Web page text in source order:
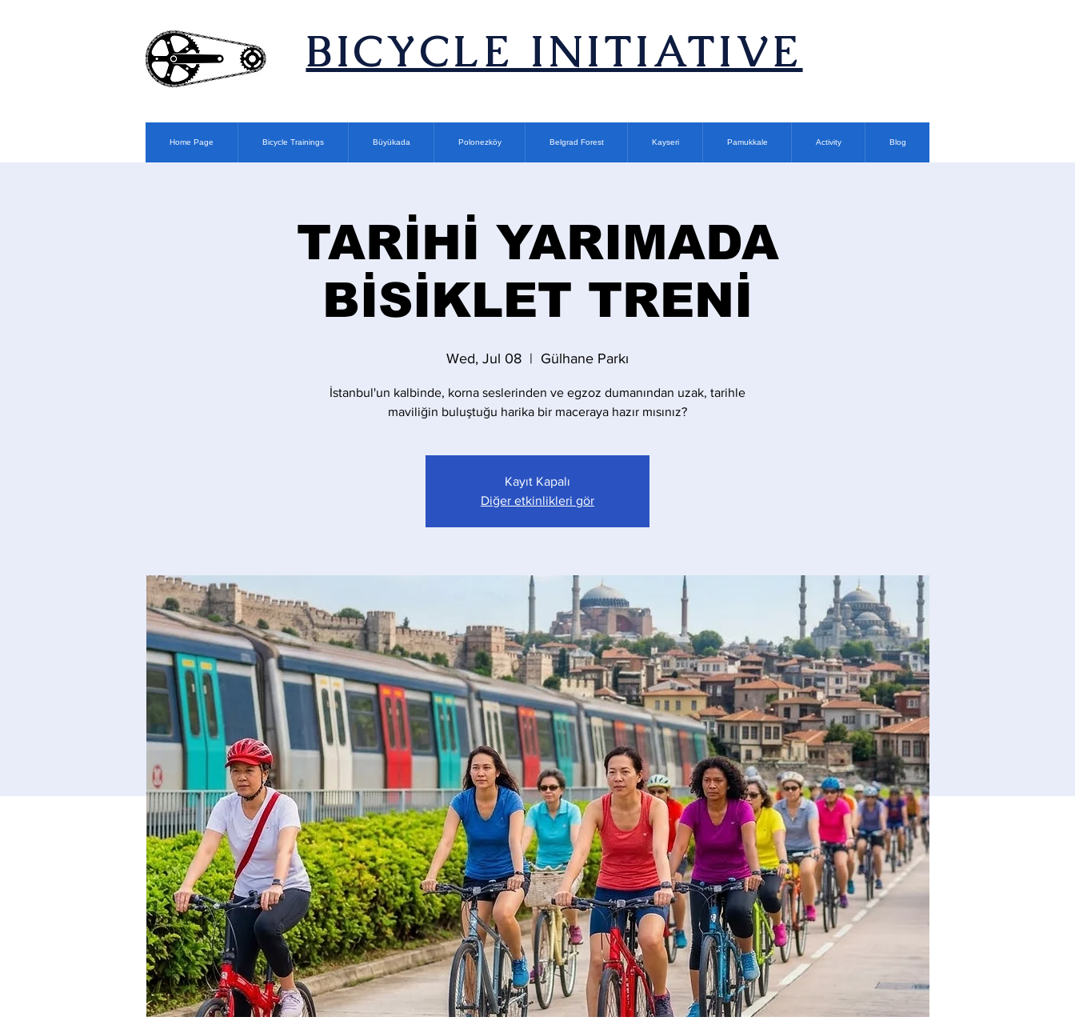
​BICYCLE INITIATIVE
Home Page Bicycle Trainings Büyükada Polonezköy Belgrad Forest Kayseri Pamukkale Activity Blog
TARİHİ YARIMADA
BİSİKLET TRENİ
Wed, Jul 08
  |
Gülhane Parkı
İstanbul'un kalbinde, korna seslerinden ve egzoz dumanından uzak, tarihle
maviliğin buluştuğu harika bir maceraya hazır mısınız?
Kayıt Kapalı
Diğer etkinlikleri gör